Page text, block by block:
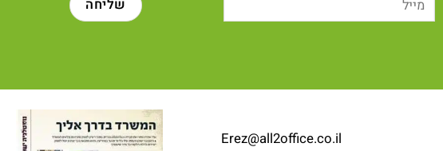
Erez@all2office.co.il